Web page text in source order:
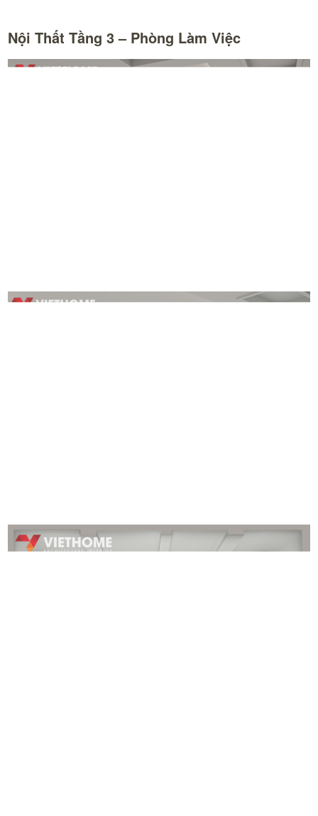
Nội Thất Tầng 3 – Phòng Làm Việc